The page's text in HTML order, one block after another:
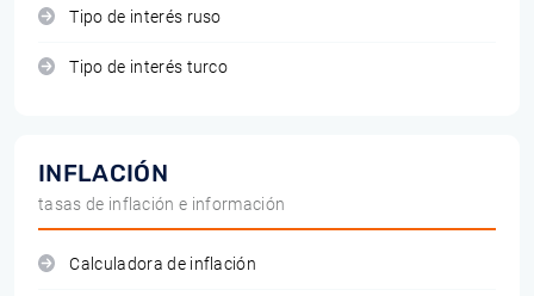
Tipo de interés ruso
Tipo de interés turco
INFLACIÓN
tasas de inflación e información
Calculadora de inflación